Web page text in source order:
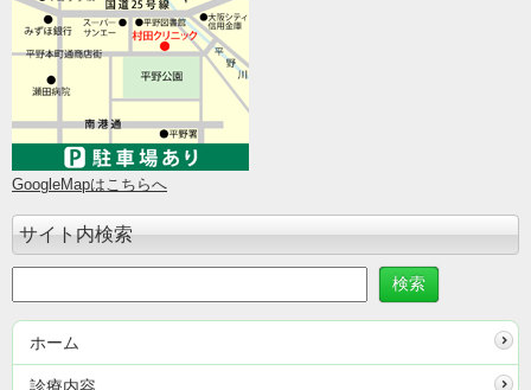
GoogleMapはこちらへ
サイト内検索
ホーム